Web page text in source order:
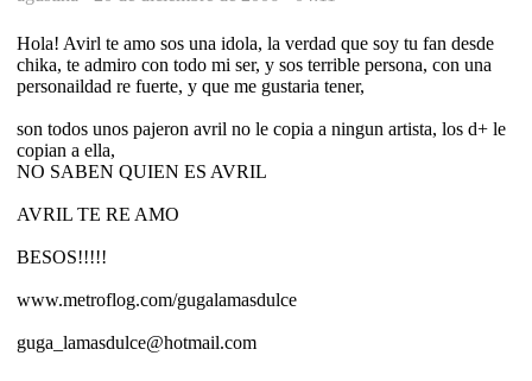
Hola! Avirl te amo sos una idola, la verdad que soy tu fan desde
chika, te admiro con todo mi ser, y sos terrible persona, con una
personaildad re fuerte, y que me gustaria tener,
son todos unos pajeron avril no le copia a ningun artista, los d+ le
copian a ella,
NO SABEN QUIEN ES AVRIL
AVRIL TE RE AMO
BESOS!!!!!
www.metroflog.com/gugalamasdulce
guga_lamasdulce@hotmail.com